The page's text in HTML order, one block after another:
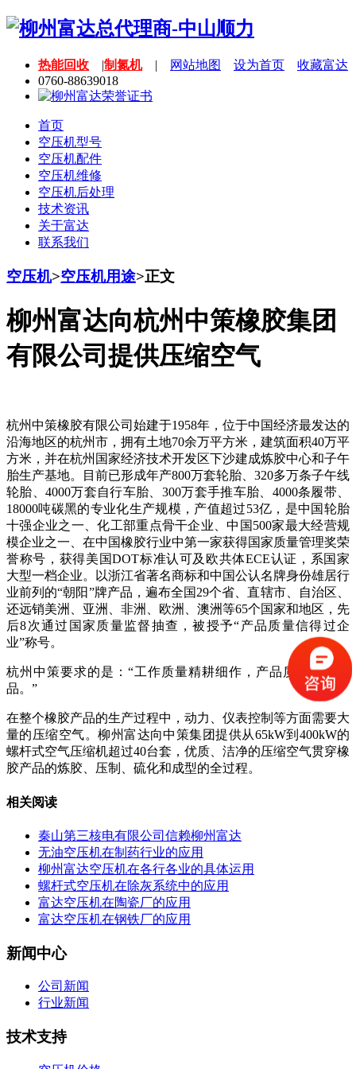
热能回收 |制氮机| 网站地图 设为首页
收藏富达
0760-88639018
首页
空压机型号
空压机配件
空压机维修
空压机后处理
技术资讯
关于富达
联系我们
空压机>空压机用途>正文
柳州富达向杭州中策橡胶集团
有限公司提供压缩空气
杭州中策橡胶有限公司始建于1958年，位于中国经济最发达的
沿海地区的杭州市，拥有土地70余万平方米，建筑面积40万平
方米，并在杭州国家经济技术开发区下沙建成炼胶中心和子午
胎生产基地。目前已形成年产800万套轮胎、320多万条子午线
轮胎、4000万套自行车胎、300万套手推车胎、4000条履带、
18000吨碳黑的专业化生产规模，产值超过53亿，是中国轮胎
十强企业之一、化工部重点骨干企业、中国500家最大经营规
模企业之一、在中国橡胶行业中第一家获得国家质量管理奖荣
誉称号，获得美国DOT标准认可及欧共体ECE认证，系国家
大型一档企业。以浙江省著名商标和中国公认名牌身份雄居行
业前列的“朝阳”牌产品，遍布全国29个省、直辖市、自治区、
还远销美洲、亚洲、非洲、欧洲、澳洲等65个国家和地区，先
后8次通过国家质量监督抽查，被授予“产品质量信得过企
业”称号。
杭州中策要求的是：“工作质量精耕细作，产品质量永远精
品。”
在整个橡胶产品的生产过程中，动力、仪表控制等方面需要大
量的压缩空气。柳州富达向中策集团提供从65kW到400kW的
螺杆式空气压缩机超过40台套，优质、洁净的压缩空气贯穿橡
胶产品的炼胶、压制、硫化和成型的全过程。
相关阅读
秦山第三核电有限公司信赖柳州富达
无油空压机在制药行业的应用
柳州富达空压机在各行各业的具体运用
螺杆式空压机在除灰系统中的应用
富达空压机在陶瓷厂的应用
富达空压机在钢铁厂的应用
新闻中心
公司新闻
行业新闻
技术支持